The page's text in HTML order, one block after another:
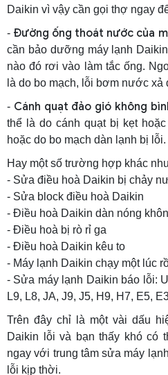
Daikin vì vậy cần gọi thợ ngay
- Đường ống thoát nước của
cần bảo dưỡng máy lạnh
nào đó rơi vào làm tắc ống.
là do bo mạch, lỗi bơm nước xả
- Cánh quạt đảo gió không
thể là do cánh quạt bị kẹt
hoặc do bo mạch dàn lạnh bị lỗi.
Hay một số trường hợp khác
- Sửa điều hoà Daikin bị chảy
- Sửa block điều hoà Daikin
- Điều hoà Daikin dàn nóng
- Điều hoà bị rò rỉ ga
- Điều hoà Daikin kêu to
- Máy lạnh Daikin chạy một lúc
- Sửa máy lạnh Daikin báo lỗi:
L9, L8, JA, J9, J5, H9, H7, E5,
Trên đây chỉ là một vài dấu
Daikin lỗi và bạn thấy khó có
ngay với trung tâm sửa máy
lỗi kịp thời.